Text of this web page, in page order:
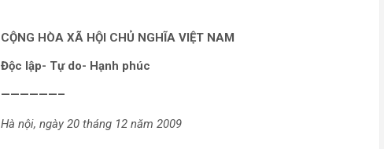
CỘNG HÒA XÃ HỘI CHỦ NGHĨA VIỆT NAM
Độc lập- Tự do- Hạnh phúc
——————–
Hà nội, ngày 20 tháng 12 năm 2009